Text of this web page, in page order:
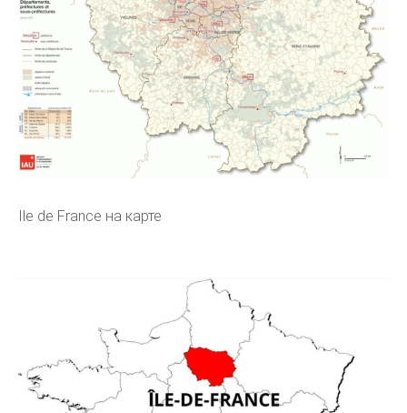
Ile de France на карте